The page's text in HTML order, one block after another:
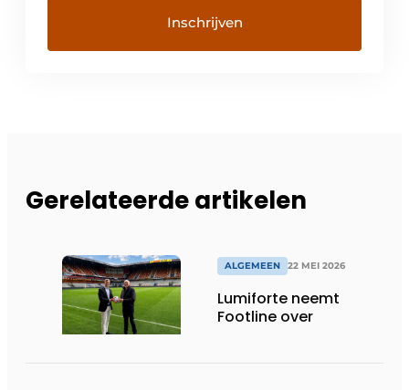
Gerelateerde artikelen
ALGEMEEN 22 MEI 2026
Lumiforte neemt
Footline over